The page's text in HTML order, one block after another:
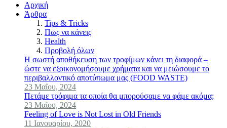
Αρχική
Άρθρα
Tips & Tricks
Πως να κάνεις
Health
Προβολή όλων
Η σωστή αποθήκευση των τροφίμων κάνει τη διαφορά –
ώστε να εξοικονομήσουμε χρήματα και να μειώσουμε το
περιβαλλοντικό αποτύπωμα μας (FOOD WASTE)
23 Μαΐου, 2024
Πετάμε τρόφιμα τα οποία θα μπορούσαμε να φάμε ακόμα;
23 Μαΐου, 2024
Feeling of Love is Not Lost in Old Friends
11 Ιανουαρίου, 2020